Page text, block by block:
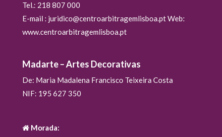
Tel.: 218 807 000
E-mail : juridico@centroarbitragemlisboa.pt Web:
www.centroarbitragemlisboa.pt
Madarte – Artes Decorativas
De: Maria Madalena Francisco Teixeira Costa
NIF: 195 627 350
Morada: